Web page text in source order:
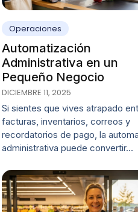
Operaciones
Automatización
Administrativa en un
Pequeño Negocio
DICIEMBRE 11, 2025
Si sientes que vives atrapado
facturas, inventarios, correos y
recordatorios de pago, la
administrativa puede convertir…